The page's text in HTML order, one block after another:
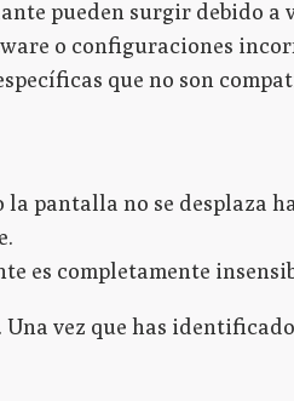
pueden surgir debido a
o configuraciones
que no son
la pantalla no se desplaza
es completamente
vez que has